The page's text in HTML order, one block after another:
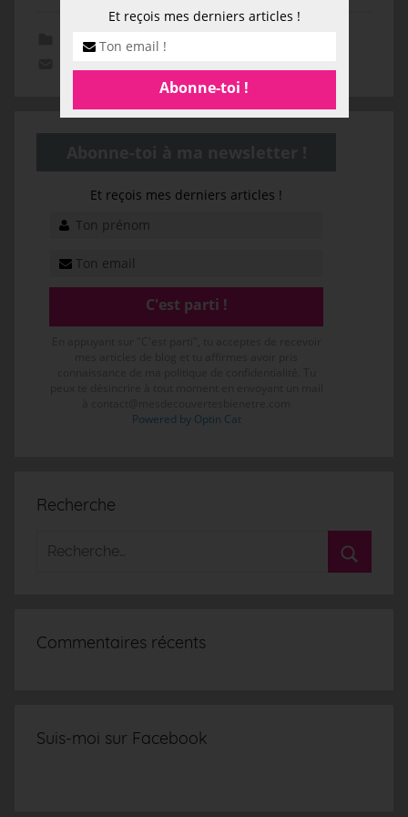
Développement personnel
Et reçois mes derniers articles !
Powered by Optin Cat
Recherche
Commentaires récents
Suis-moi sur Facebook
Et reçois mes derniers articles !